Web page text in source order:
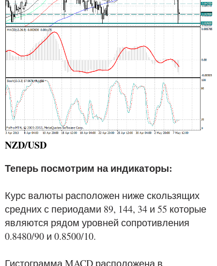
NZD/USD
Теперь посмотрим на индикаторы:
Курс валюты расположен ниже скользящих
средних с периодами 89, 144, 34 и 55 которые
являются рядом уровней сопротивления
0.8480/90 и 0.8500/10.
Гистограмма MACD расположена в